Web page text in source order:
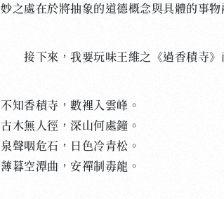
妙之處在於將抽象的道德概念與具體的事物
接下來，我要玩味王維之《過香積寺》
不知香積寺，數裡入雲峰。
古木無人徑，深山何處鐘。
泉聲咽危石，日色冷青松。
薄暮空潭曲，安禪制毒龍。